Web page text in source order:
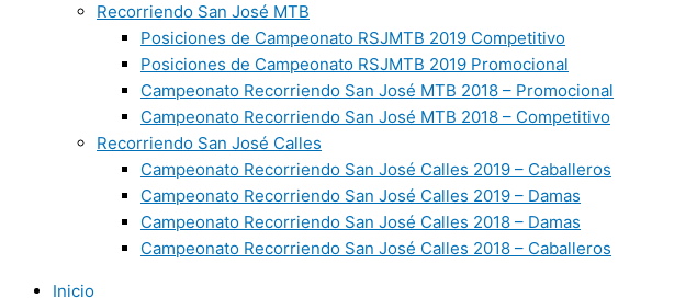
Recorriendo San José MTB
Posiciones de Campeonato RSJMTB 2019 Competitivo
Posiciones de Campeonato RSJMTB 2019 Promocional
Campeonato Recorriendo San José MTB 2018 – Promocional
Campeonato Recorriendo San José MTB 2018 – Competitivo
Recorriendo San José Calles
Campeonato Recorriendo San José Calles 2019 – Caballeros
Campeonato Recorriendo San José Calles 2019 – Damas
Campeonato Recorriendo San José Calles 2018 – Damas
Campeonato Recorriendo San José Calles 2018 – Caballeros
Inicio